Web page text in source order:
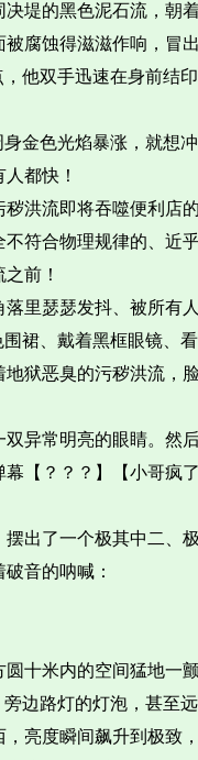
堤的黑色泥石流，朝
腐蚀得滋滋作响，冒
他双手迅速在身前结
金色光焰暴涨，就想
都快！
秽洪流即将吞噬便利
符合物理规律的、近
前！
里瑟瑟发抖、被所有
裙、戴着黑框眼镜、
狱恶臭的污秽洪流，
异常明亮的眼睛。然
【？？？】【小哥疯
出了一个极其中二、
音的呐喊：
十米内的空间猛地一
边路灯的灯泡，甚至
亮度瞬间飙升到极致